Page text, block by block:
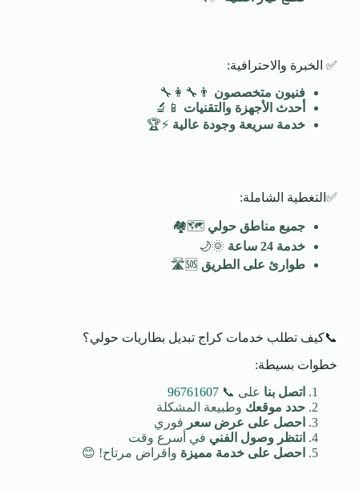
✅ الخبرة والاحترافية:
فنيون متخصصون 👨‍🔧👩‍🔧
أحدث الأجهزة والتقنيات 📱🔬
خدمة سريعة وجودة عالية ⚡🏆
✅التغطية الشاملة:
جميع مناطق حولي 🗺️🏘️
خدمة 24 ساعة
🌞🌙
طوارئ على الطريق
📞كيف تطلب خدمات كراج تبديل بطاريات حولي؟
خطوات بسيطة:
اتصل بنا على 📞 96761607
حدد موقعك وطبيعة المشكلة
احصل على عرض سعر فوري
انتظر وصول الفني في أسرع وقت
احصل على خدمة مميزة واقراض مرتاح! 😊